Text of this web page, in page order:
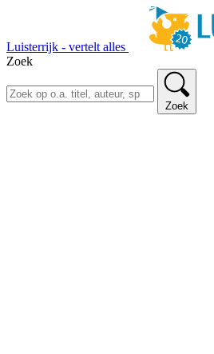
Luisterrijk - vertelt alles
Zoek
Zoek